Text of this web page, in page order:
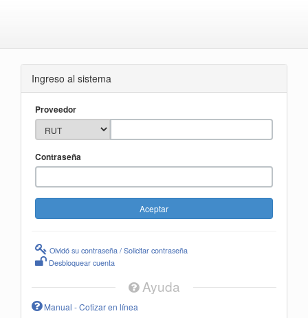
Ingreso al sistema
Proveedor
Contraseña
Olvidó su contraseña / Solicitar contraseña
Desbloquear cuenta
Ayuda
Manual - Cotizar en línea